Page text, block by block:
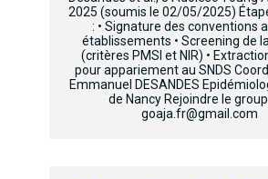
2025 (soumis le 02/05/2025)
: • Signature des conventions
établissements • Screening de
(critères PMSI et NIR) •
pour appariement au SNDS
Emmanuel DESANDES
de Nancy Rejoindre le
goaja.fr@gmail.com